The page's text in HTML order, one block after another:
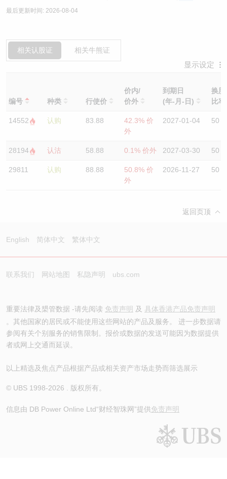
最后更新时间: 2026-08-04
相关认股证 相关牛熊证
显示设定
编号 种类 行使价
价内/
价外
到期日
(年-月-日)
换股
比率
14552 认购 83.88
42.3% 价
外
2027-01-04 50
28194 认沽 58.88 0.1% 价外 2027-03-30 50
29811 认购 88.88
50.8% 价
外
2026-11-27 50
返回页顶
English 简体中文 繁体中文
联系我们 网站地图 私隐声明 ubs.com
重要法律及槼管数据 -请先阅读 免责声明 及 具体香港产品免责声明
。其他国家的居民或不能使用这些网站的产品及服务。 进一步数据请
参阅有关个别服务的销售限制。报价或数据的发送可能因为数据提供
者或网上交通而延误。
以上精选及焦点产品根据产品或相关资产市场走势而筛选展示
© UBS 1998-2026 . 版权所有。
信息由 DB Power Online Ltd“财经智珠网”提供免责声明